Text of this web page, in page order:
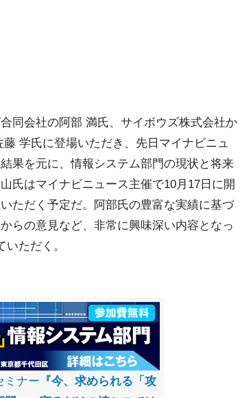
同会社の阿部 満氏、サイボウズ株式会社か
学氏に登場いただき、先日マイナビニュ
果を元に、情報システム部門の現状と将来
氏はマイナビニュース主催で10月17日に開
ただく予定だ。阿部氏の豊富な実績に基づ
らの意見など、非常に興味深い内容となっ
ただく。
ミナー 『今、求められる「攻